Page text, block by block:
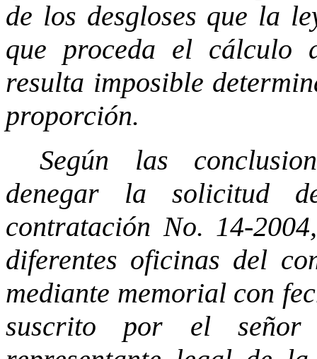
de los desgloses que la
que proceda el cálculo
resulta imposible
proporción.
Según las
denegar la solicitud
contratación No. 14-
diferentes oficinas del
mediante memorial con
suscrito por el señor